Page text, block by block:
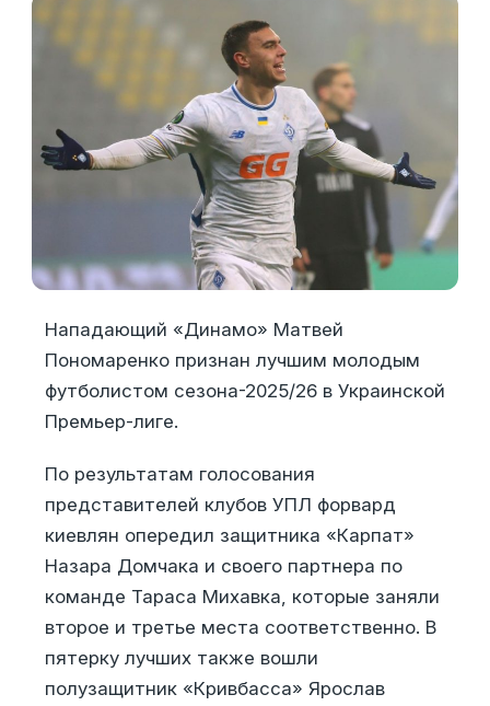
Нападающий «Динамо» Матвей
Пономаренко признан лучшим молодым
футболистом сезона-2025/26 в Украинской
Премьер-лиге.
По результатам голосования
представителей клубов УПЛ форвард
киевлян опередил защитника «Карпат»
Назара Домчака и своего партнера по
команде Тараса Михавка, которые заняли
второе и третье места соответственно. В
пятерку лучших также вошли
полузащитник «Кривбасса» Ярослав